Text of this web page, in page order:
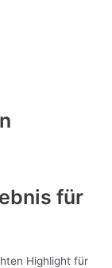
für
Highlight für